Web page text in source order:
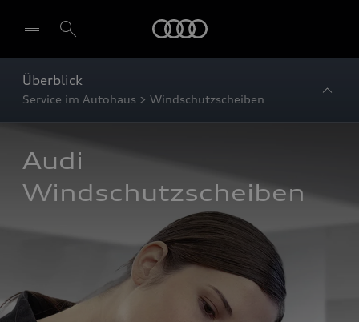
Überblick
Service im Autohaus > Windschutzscheiben
Audi
Windschutzscheiben